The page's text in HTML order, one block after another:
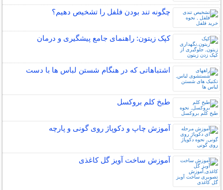
چگونه تند بودن فلفل را تشخیص دهیم؟
کپک زیتون: راهنمای جامع پیشگیری و درمان
اشتباهاتی که در هنگام شستن لباس ها با دست
طبخ کلم بروکسل
آموزش چاپ و دکوپاژ روی گونی و پارچه
آموزش ساخت آویز گل کاغذی